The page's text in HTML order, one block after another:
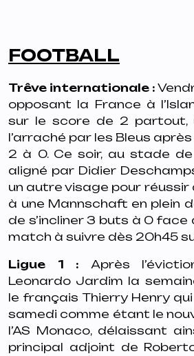
FOOTBALL
Trêve internationale :
opposant la France à
sur le score de 2 partout,
l’arraché par les Bleus
2 à 0. Ce soir, au stade de
aligné par Didier
un autre visage pour réussir
à une Mannschaft en plein
de s’incliner 3 buts à 0 face
match à suivre dès 20h45
Ligue 1 : Après
Leonardo Jardim la
le français Thierry Henry
samedi comme étant le
l’AS Monaco, délaissant
principal adjoint de